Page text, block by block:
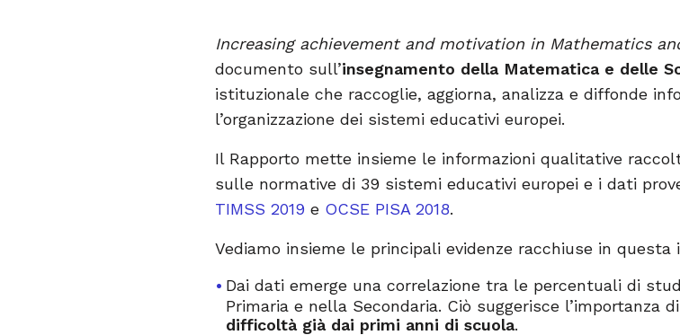
Increasing achievement and motivation in Mathematics
documento sull’insegnamento della Matematica e delle
istituzionale che raccoglie, aggiorna, analizza e diffonde
l’organizzazione dei sistemi educativi europei.
Il Rapporto mette insieme le informazioni qualitative
sulle normative di 39 sistemi educativi europei e i dati
TIMSS 2019 e OCSE PISA 2018.
Vediamo insieme le principali evidenze racchiuse in questa
Dai dati emerge una correlazione tra le percentuali di
Primaria e nella Secondaria. Ciò suggerisce l’importanza di
difficoltà già dai primi anni di scuola.